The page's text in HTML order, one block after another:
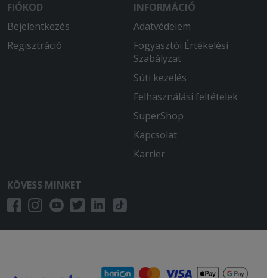
2025-11-03 - Krisztián:
Finom ételek gyors és udvarias
A pizzák finomak, kiszállítás is gyors
Minden rendben volt az étel is finom
2025-07-26 - Norbert:
Meg vagyok elégedve! Köszönöm
2025-07-22 - :
mindenkinek!
FIÓKOD
Bejelentkezés
Regisztráció
INFORMÁCIÓ
Adatvédelem
Fogyasztói Értékelési
Szabályzat
Süti kezelés
Felhasználási feltételek
SuperShop
Kapcsolat
Karrier
KÖVESS MINKET